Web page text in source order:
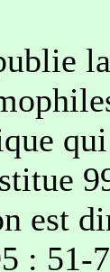
est
: 51-